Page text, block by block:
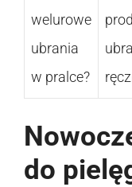
welurowe
ubrania
w pralce?
do